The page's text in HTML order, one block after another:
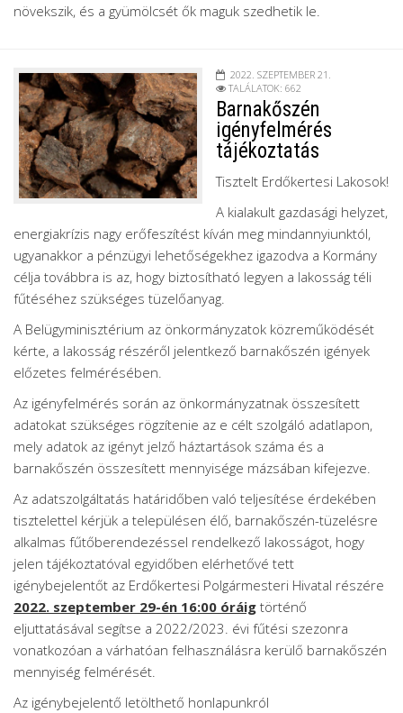
növekszik, és a gyümölcsét ők maguk szedhetik le.
2022. SZEPTEMBER 21.
TALÁLATOK: 662
Barnakőszén
igényfelmérés
tájékoztatás
Tisztelt Erdőkertesi Lakosok!
A kialakult gazdasági helyzet,
energiakrízis nagy erőfeszítést kíván meg mindannyiunktól,
ugyanakkor a pénzügyi lehetőségekhez igazodva a Kormány
célja továbbra is az, hogy biztosítható legyen a lakosság téli
fűtéséhez szükséges tüzelőanyag.
A Belügyminisztérium az önkormányzatok közreműködését
kérte, a lakosság részéről jelentkező barnakőszén igények
előzetes felmérésében.
Az igényfelmérés során az önkormányzatnak összesített
adatokat szükséges rögzítenie az e célt szolgáló adatlapon,
mely adatok az igényt jelző háztartások száma és a
barnakőszén összesített mennyisége mázsában kifejezve.
Az adatszolgáltatás határidőben való teljesítése érdekében
tisztelettel kérjük a településen élő, barnakőszén-tüzelésre
alkalmas fűtőberendezéssel rendelkező lakosságot, hogy
jelen tájékoztatóval egyidőben elérhetővé tett
igénybejelentőt az Erdőkertesi Polgármesteri Hivatal részére
2022. szeptember 29-én 16:00 óráig történő
eljuttatásával segítse a 2022/2023. évi fűtési szezonra
vonatkozóan a várhatóan felhasználásra kerülő barnakőszén
mennyiség felmérését.
Az igénybejelentő letölthető honlapunkról